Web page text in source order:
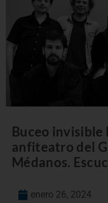
Buceo invisible
anfiteatro del
Médanos.
enero 26, 2024